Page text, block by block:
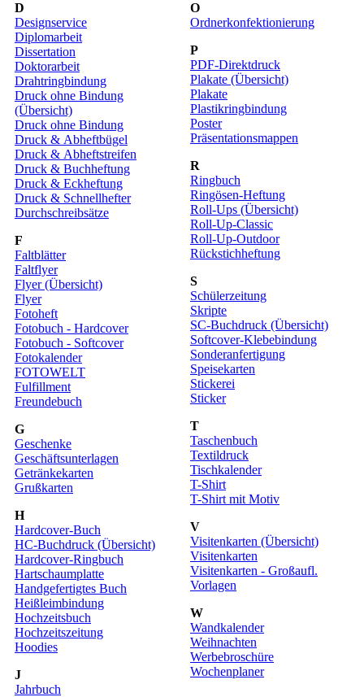
D
Designservice
Diplomarbeit
Dissertation
Doktorarbeit
Drahtringbindung
Druck ohne Bindung
(Übersicht)
Druck ohne Bindung
Druck & Abheftbügel
Druck & Abheftstreifen
Druck & Buchheftung
Druck & Eckheftung
Druck & Schnellhefter
Durchschreibsätze
F
Faltblätter
Faltflyer
Flyer (Übersicht)
Flyer
Fotoheft
Fotobuch - Hardcover
Fotobuch - Softcover
Fotokalender
FOTOWELT
Fulfillment
Freundebuch
G
Geschenke
Geschäftsunterlagen
Getränkekarten
Grußkarten
H
Hardcover-Buch
HC-Buchdruck (Übersicht)
Hardcover-Ringbuch
Hartschaumplatte
Handgefertigtes Buch
Heißleimbindung
Hochzeitsbuch
Hochzeitszeitung
Hoodies
J
Jahrbuch
O
Ordnerkonfektionierung
P
PDF-Direktdruck
Plakate (Übersicht)
Plakate
Plastikringbindung
Poster
Präsentationsmappen
R
Ringbuch
Ringösen-Heftung
Roll-Ups (Übersicht)
Roll-Up-Classic
Roll-Up-Outdoor
Rückstichheftung
S
Schülerzeitung
Skripte
SC-Buchdruck (Übersicht)
Softcover-Klebebindung
Sonderanfertigung
Speisekarten
Stickerei
Sticker
T
Taschenbuch
Textildruck
Tischkalender
T-Shirt
T-Shirt mit Motiv
V
Visitenkarten (Übersicht)
Visitenkarten
Visitenkarten - Großaufl.
Vorlagen
W
Wandkalender
Weihnachten
Werbebroschüre
Wochenplaner